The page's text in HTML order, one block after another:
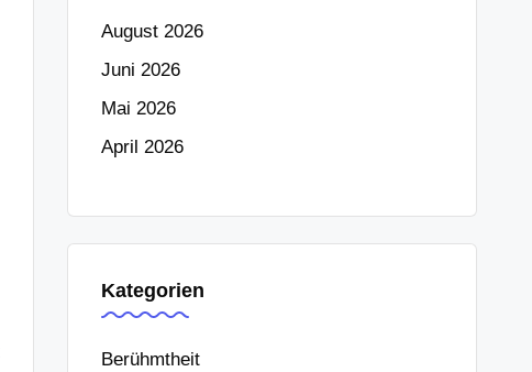
August 2026
Juni 2026
Mai 2026
April 2026
Kategorien
Berühmtheit